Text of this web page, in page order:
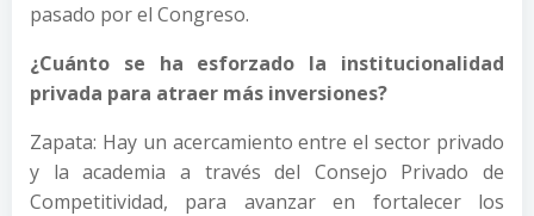
pasado por el Congreso.
¿Cuánto se ha esforzado la institucionalidad
privada para atraer más inversiones?
Zapata: Hay un acercamiento entre el sector privado
y la academia a través del Consejo Privado de
Competitividad, para avanzar en fortalecer los